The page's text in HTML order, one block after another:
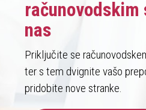
nas
Priključite se
ter s tem dvignite vašo
pridobite nove stranke.